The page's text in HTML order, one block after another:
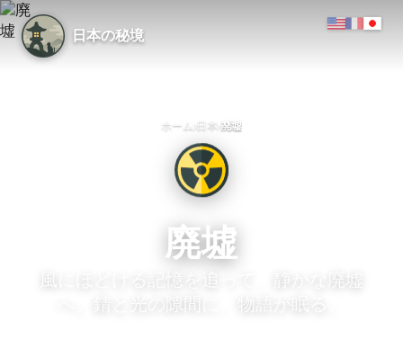
日本の秘境
ホーム›日本›廃墟
廃墟
風にほどける記憶を追って、静かな廃墟
へ。錆と光の隙間に、物語が眠る。